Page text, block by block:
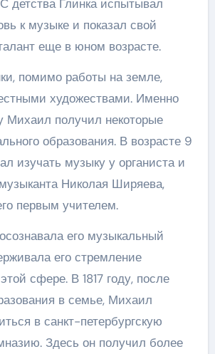
детства Глинка испытывал
к музыке и показал свой
еще в юном возрасте.
помимо работы на земле,
художествами. Именно
Михаил получил некоторые
образования. В возрасте 9
изучать музыку у органиста и
музыканта Николая Ширяева,
первым учителем.
его музыкальный
его стремление
сфере. В 1817 году, после
в семье, Михаил
в санкт-петербургскую
Здесь он получил более